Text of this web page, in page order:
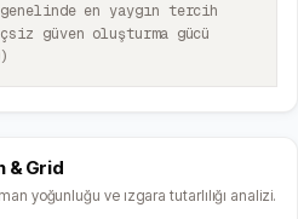
en yaygın tercih
güven oluşturma gücü
& Grid
yoğunluğu ve ızgara tutarlılığı analizi.